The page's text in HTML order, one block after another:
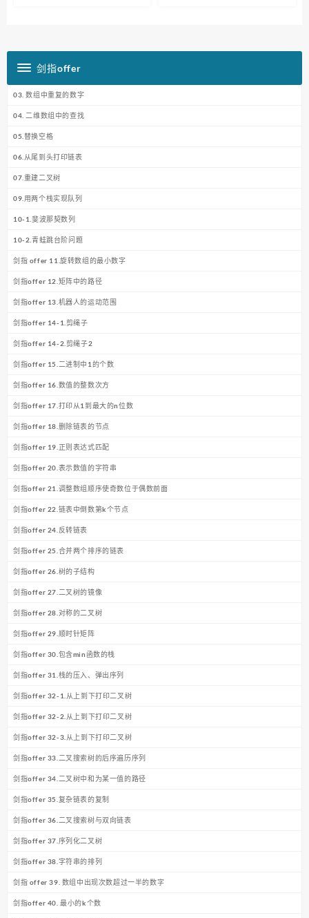
剑指offer
03. 数组中重复的数字
04. 二维数组中的查找
05.替换空格
06.从尾到头打印链表
07.重建二叉树
09.用两个栈实现队列
10-1.斐波那契数列
10-2.青蛙跳台阶问题
剑指 offer 11.旋转数组的最小数字
剑指offer 12.矩阵中的路径
剑指offer 13.机器人的运动范围
剑指offer 14-1.剪绳子
剑指offer 14-2.剪绳子2
剑指offer 15.二进制中1的个数
剑指offer 16.数值的整数次方
剑指offer 17.打印从1到最大的n位数
剑指offer 18.删除链表的节点
剑指offer 19.正则表达式匹配
剑指offer 20.表示数值的字符串
剑指offer 21.调整数组顺序使奇数位于偶数前面
剑指offer 22.链表中倒数第k个节点
剑指offer 24.反转链表
剑指offer 25.合并两个排序的链表
剑指offer 26.树的子结构
剑指offer 27.二叉树的镜像
剑指offer 28.对称的二叉树
剑指offer 29.顺时针矩阵
剑指offer 30.包含min函数的栈
剑指offer 31.栈的压入、弹出序列
剑指offer 32-1.从上到下打印二叉树
剑指offer 32-2.从上到下打印二叉树
剑指offer 32-3.从上到下打印二叉树
剑指offer 33.二叉搜索树的后序遍历序列
剑指offer 34.二叉树中和为某一值的路径
剑指offer 35.复杂链表的复制
剑指offer 36.二叉搜索树与双向链表
剑指offer 37.序列化二叉树
剑指offer 38.字符串的排列
剑指 offer 39. 数组中出现次数超过一半的数字
剑指offer 40. 最小的k个数